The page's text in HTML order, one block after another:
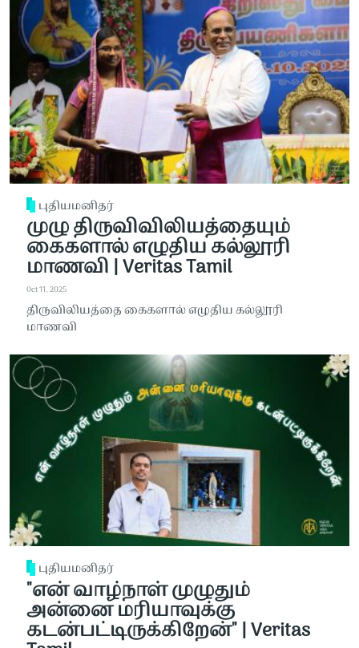
புதியமனிதர்
முழு திருவிவிலியத்தையும்
கைகளால் எழுதிய கல்லூரி
மாணவி | Veritas Tamil
Oct 11, 2025
திருவிலியத்தை கைகளால் எழுதிய கல்லூரி
மாணவி
புதியமனிதர்
"என் வாழ்நாள் முழுதும்
அன்னை மரியாவுக்கு
கடன்பட்டிருக்கிறேன்" | Veritas